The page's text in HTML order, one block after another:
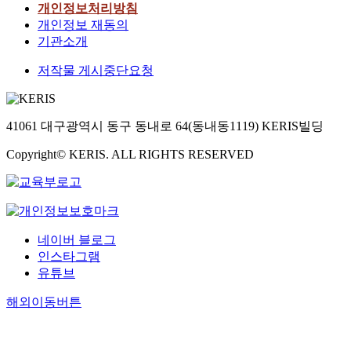
개인정보처리방침
개인정보 재동의
기관소개
저작물 게시중단요청
41061 대구광역시 동구 동내로 64(동내동1119) KERIS빌딩
Copyright© KERIS. ALL RIGHTS RESERVED
네이버 블로그
인스타그램
유튜브
해외이동버튼